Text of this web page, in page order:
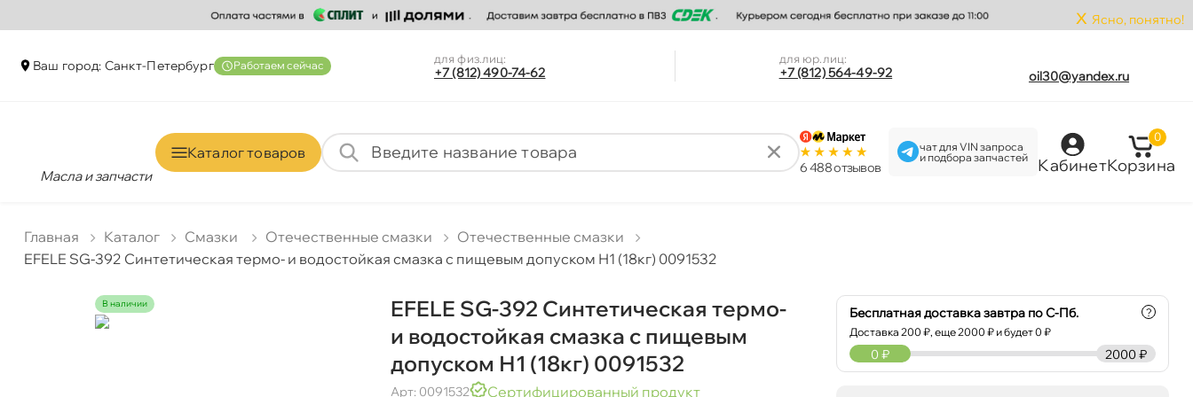
x Ясно, понятно!
аш город: Санкт-Петербур Работаем сейчас для физ.лиц:
+7 (812) 490-74-62
для юр.лиц:
+7 (812) 564-49-92 oil30@yandex.ru
Масла и запчасти
Каталог товаро
6 488 отзыво
чат для VIN запроса
и подбора запчастей
Кабинет
0
Корзина
Главная Катало Смазки Отечественные смазки
Отечественные смазки
EFELE SG-392 Синтетическая термо- и водостойкая смазка c пищевым допуском Н1 (18кг) 0091532
наличии
EFELE SG-392 Синтетическая термо-
и водостойкая смазка c пищевым
допуском Н1 (18кг) 0091532
Арт: 0091532 Сертифицированный продукт
Бесплатная доставка завтра по С-Пб.
Доставка200 ₽, еще2000 ₽ и будет 0 ₽
?
2000 ₽
0 ₽